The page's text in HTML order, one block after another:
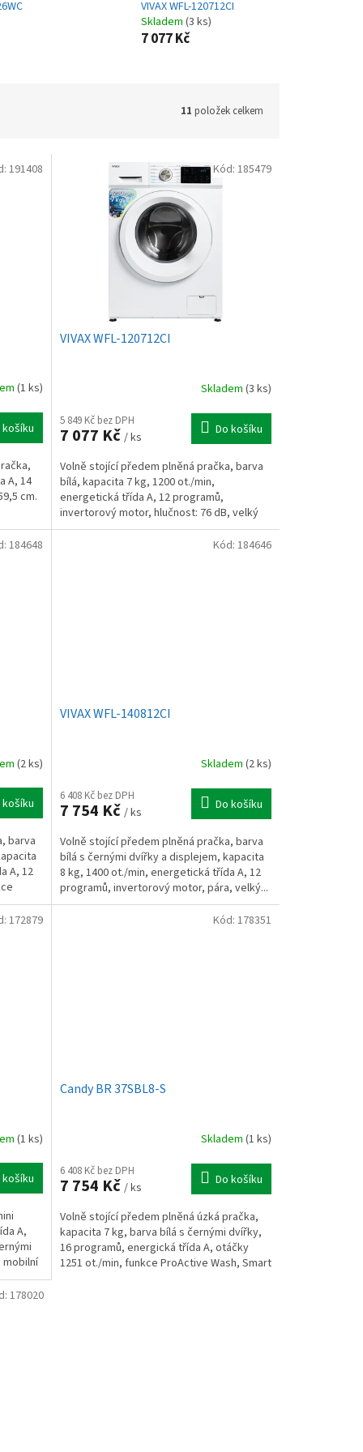
VIVAX WFL-120712CI
Skladem (3 ks)
7 077 Kč
11 položek celkem
(1 ks)
košíku
A, 14
cm.
191408
VIVAX WFL-120712CI
Skladem (3 ks)
5 849 Kč bez DPH
7 077 Kč / ks Do košíku
Volně stojící předem plněná pračka, barva
bílá, kapacita 7 kg, 1200 ot./min,
energetická třída A, 12 programů,
invertorový motor, hlučnost: 76 dB, velký
displej, šířka 59,5 cm,...
Kód: 185479
(2 ks)
košíku
barva
A, 12
184648
VIVAX WFL-140812CI
Skladem (2 ks)
6 408 Kč bez DPH
7 754 Kč / ks Do košíku
Volně stojící předem plněná pračka, barva
bílá s černými dvířky a displejem, kapacita
8 kg, 1400 ot./min, energetická třída A, 12
programů, invertorový motor, pára, velký...
Kód: 184646
(1 ks)
košíku
A,
mobilní
172879
Candy BR 37SBL8-S
Skladem (1 ks)
6 408 Kč bez DPH
7 754 Kč / ks Do košíku
Volně stojící předem plněná úzká pračka,
kapacita 7 kg, barva bílá s černými dvířky,
16 programů, energická třída A, otáčky
1251 ot./min, funkce ProActive Wash, Smart
Kód: 178351
178020